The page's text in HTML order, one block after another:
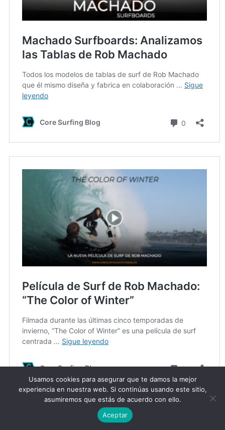
Usamos cookies para asegurar que te damos la mejor
experiencia en nuestra web. Si continúas usando este sitio,
asumiremos que estás de acuerdo con ello.
Aceptar